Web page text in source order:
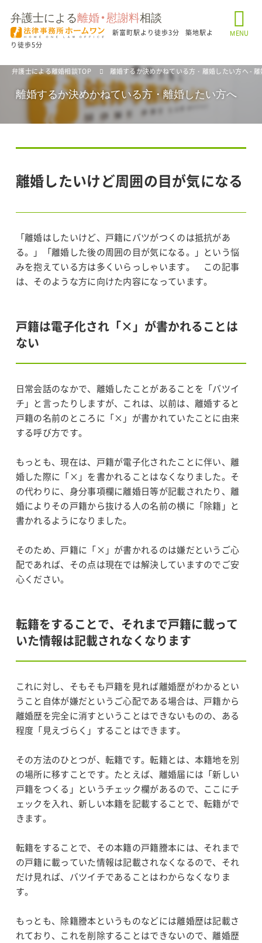
弁護士による離婚・慰謝料相談
新富町駅より徒歩3分
築地駅よ
り徒歩5分
MENU
弁護士による離婚相談TOP 離婚するか決めかねている方・離婚したい方へ -
離婚するか決めかねている方・離婚したい方へ
離婚したいけど周囲の目が気になる
「離婚はしたいけど、戸籍にバツがつくのは抵抗があ
る。」「離婚した後の周囲の目が気になる。」という悩
みを抱えている方は多くいらっしゃいます。 この記事
は、そのような方に向けた内容になっています。
戸籍は電子化され「×」が書かれることは
ない
日常会話のなかで、離婚したことがあることを「バツイ
チ」と言ったりしますが、これは、以前は、離婚すると
戸籍の名前のところに「×」が書かれていたことに由来
する呼び方です。
もっとも、現在は、戸籍が電子化されたことに伴い、離
婚した際に「×」を書かれることはなくなりました。そ
の代わりに、身分事項欄に離婚日等が記載されたり、離
婚によりその戸籍から抜ける人の名前の横に「除籍」と
書かれるようになりました。
そのため、戸籍に「×」が書かれるのは嫌だというご心
配であれば、その点は現在では解決していますのでご安
心ください。
転籍をすることで、それまで戸籍に載って
いた情報は記載されなくなります
これに対し、そもそも戸籍を見れば離婚歴がわかるとい
うこと自体が嫌だというご心配である場合は、戸籍から
離婚歴を完全に消すということはできないものの、ある
程度「見えづらく」することはできます。
その方法のひとつが、転籍です。転籍とは、本籍地を別
の場所に移すことです。たとえば、離婚届には「新しい
戸籍をつくる」というチェック欄があるので、ここにチ
ェックを入れ、新しい本籍を記載することで、転籍がで
きます。
転籍をすることで、その本籍の戸籍謄本には、それまで
の戸籍に載っていた情報は記載されなくなるので、それ
だけ見れば、バツイチであることはわからなくなりま
す。
もっとも、除籍謄本というものなどには離婚歴は記載さ
れており、これを削除することはできないので、離婚歴